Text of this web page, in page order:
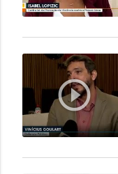
play_circle_outline